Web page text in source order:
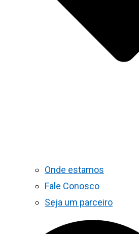
Onde estamos
Fale Conosco
Seja um parceiro